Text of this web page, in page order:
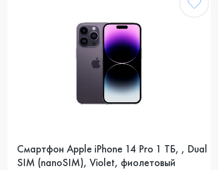
Смартфон Apple iPhone 14 Pro 1 ТБ, , Dual
SIM (nanoSIM), Violet, фиолетовый